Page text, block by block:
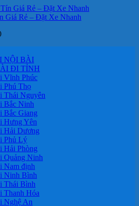
Rẻ – Đặt Xe Nhanh
NỘI BÀI
ĐI TỈNH
Vĩnh Phúc
Phú Thọ
Thái Nguyên
Bắc Ninh
Bắc Giang
Hưng Yên
Hải Dương
Phủ Lý
Hải Phòng
Quảng Ninh
Nam định
Ninh Bình
Thái Bình
Thanh Hóa
Nghệ An